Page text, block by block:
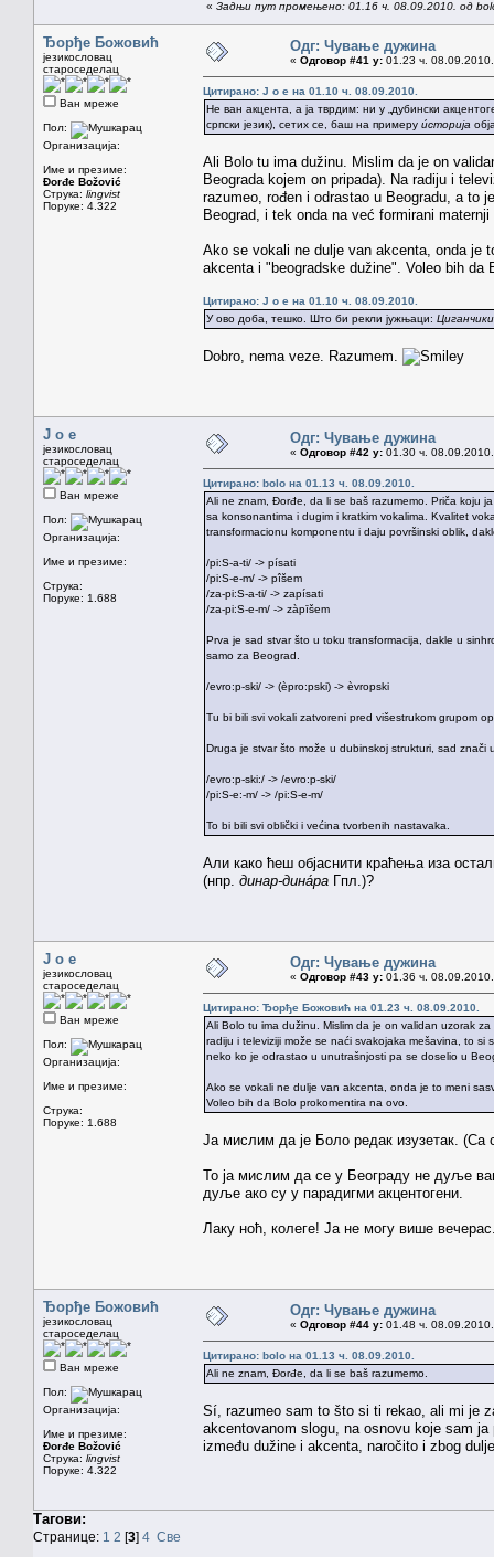
« Задњи пут промењено: 01.16 ч. 08.09.2010. од
Ђорђе Божовић
језикословац
староседелац
Ван мреже
Пол:
Организација:
Име и презиме:
Đorđe Božović
Струка: lingvist
Поруке: 4.322
Одг: Чување дужина
« Одговор #41 у: 01.23 ч.
Цитирано: J o e на 01.10 ч. 08.09.2010.
Не ван акцента, а ја тврдим: ни у „дубински
српски језик), сетих се, баш на примеру и́сторија
Ali Bolo tu ima dužinu. Mislim da je on
Beograda kojem on pripada). Na radiju i
razumeo, rođen i odrastao u Beogradu, a to
Beograd, i tek onda na već formirani
Ako se vokali ne dulje van akcenta, onda je
akcenta i "beogradske dužine". Voleo bih da
Цитирано: J o e на 01.10 ч. 08.09.2010.
У ово доба, тешко. Што би рекли јужњаци:
Dobro, nema veze. Razumem.
J o e
језикословац
староседелац
Ван мреже
Пол:
Организација:
Име и презиме:
Струка:
Поруке: 1.688
Одг: Чување дужина
« Одговор #42 у: 01.30 ч.
Цитирано: bolo на 01.13 ч. 08.09.2010.
Ali ne znam, Đorđe, da li se baš razumemo. Priča koju
sa konsonantima i dugim i kratkim vokalima. Kvalitet
transformacionu komponentu i daju površinski oblik,
/pi:S-a-ti/ -> písati
/pi:S-e-m/ -> pîšem
/za-pi:S-a-ti/ -> zapísati
/za-pi:S-e-m/ -> zàpīšem
Prva je sad stvar što u toku transformacija, dakle u
samo za Beograd.
/evro:p-ski/ -> (èpro:pski) -> èvropski
Tu bi bili svi vokali zatvoreni pred višestrukom grupom
Druga je stvar što može u dubinskoj strukturi, sad
/evro:p-ski:/ -> /evro:p-ski/
/pi:S-e:-m/ -> /pi:S-e-m/
To bi bili svi oblički i većina tvorbenih nastavaka.
Али како ћеш објаснити краћења иза
(нпр. динар-дина́ра Гпл.)?
J o e
језикословац
староседелац
Ван мреже
Пол:
Организација:
Име и презиме:
Струка:
Поруке: 1.688
Одг: Чување дужина
« Одговор #43 у: 01.36 ч.
Цитирано: Ђорђе Божовић на 01.23 ч. 08.09.2010.
Ali Bolo tu ima dužinu. Mislim da je on validan uzorak
radiju i televiziji može se naći svakojaka mešavina, to
neko ko je odrastao u unutrašnjosti pa se doselio u
Ako se vokali ne dulje van akcenta, onda je to meni
Voleo bih da Bolo prokomentira na ovo.
Ја мислим да је Боло редак изузетак.
То ја мислим да се у Београду не дуље
дуље ако су у парадигми акцентогени.
Лаку ноћ, колеге! Ја не могу више
Ђорђе Божовић
језикословац
староседелац
Ван мреже
Пол:
Организација:
Име и презиме:
Đorđe Božović
Струка: lingvist
Поруке: 4.322
Одг: Чување дужина
« Одговор #44 у: 01.48 ч.
Цитирано: bolo на 01.13 ч. 08.09.2010.
Ali ne znam, Đorđe, da li se baš razumemo.
Sí, razumeo sam to što si ti rekao, ali mi je
akcentovanom slogu, na osnovu koje sam
između dužine i akcenta, naročito i zbog
Тагови:
Странице: 1 2 [3] 4 Све